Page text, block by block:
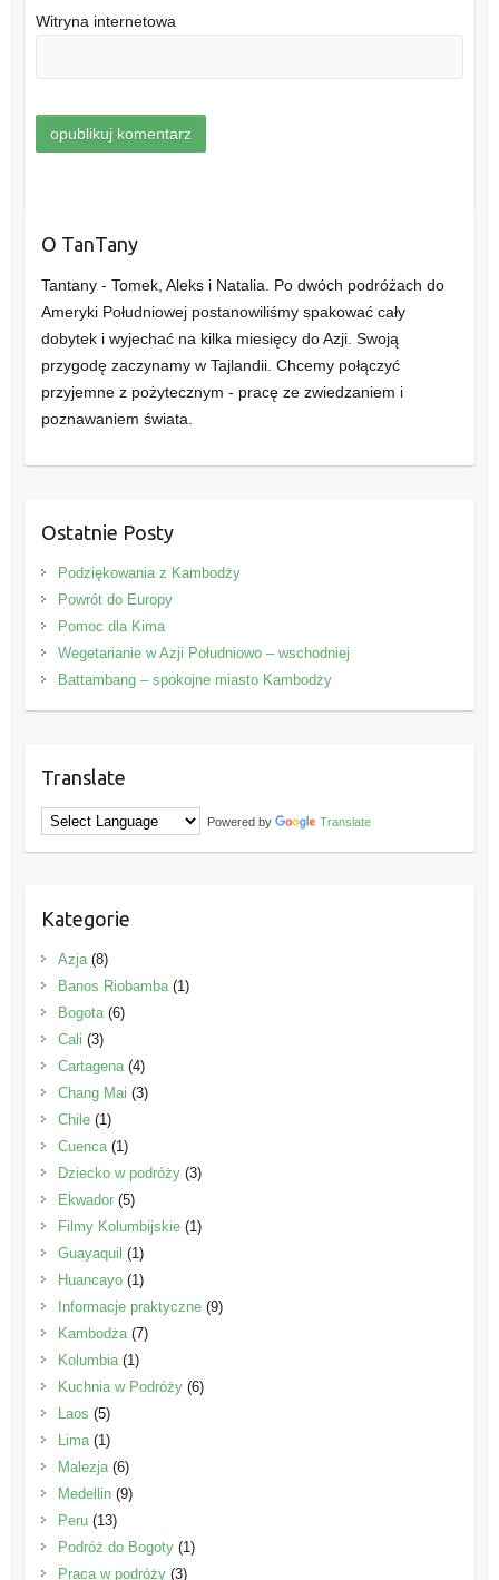
Witryna internetowa
O TanTany
Tantany - Tomek, Aleks i Natalia. Po dwóch podróżach do
Ameryki Południowej postanowiliśmy spakować cały
dobytek i wyjechać na kilka miesięcy do Azji. Swoją
przygodę zaczynamy w Tajlandii. Chcemy połączyć
przyjemne z pożytecznym - pracę ze zwiedzaniem i
poznawaniem świata.
Ostatnie Posty
Podziękowania z Kambodży
Powrót do Europy
Pomoc dla Kima
Wegetarianie w Azji Południowo – wschodniej
Battambang – spokojne miasto Kambodży
Translate
Powered by Translate
Kategorie
Azja(8)
Banos Riobamba(1)
Bogota(6)
Cali (3)
Cartagena(4)
Chang Mai (3)
Chile(1)
Cuenca(1)
Dziecko w podróży(3)
Ekwador(5)
Filmy Kolumbijskie(1)
Guayaquil (1)
Huancayo(1)
Informacje praktyczne(9)
Kambodża(7)
Kolumbia(1)
Kuchnia w Podróży(6)
Laos (5)
Lima(1)
Malezja(6)
Medellin(9)
Peru(13)
Podróż do Bogoty(1)
Praca w podróży(3)